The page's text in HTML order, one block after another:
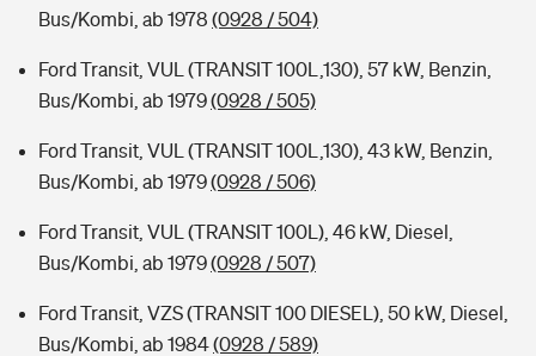
Bus/Kombi, ab 1978 (0928 / 504)
Ford Transit, VUL (TRANSIT 100L,130), 57 kW, Benzin,
Bus/Kombi, ab 1979(0928 / 505)
Ford Transit, VUL (TRANSIT 100L,130), 43 kW, Benzin,
Bus/Kombi, ab 1979(0928 / 506)
Ford Transit, VUL (TRANSIT 100L), 46 kW, Diesel,
Bus/Kombi, ab 1979(0928 / 507)
Ford Transit, VZS (TRANSIT 100 DIESEL), 50 kW, Diesel,
Bus/Kombi, ab 1984(0928 / 589)